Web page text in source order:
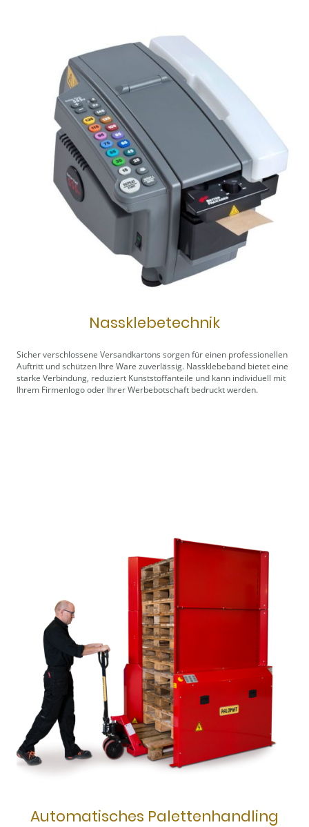
Nassklebetechnik
Sicher verschlossene Versandkartons sorgen für einen professionellen
Auftritt und schützen Ihre Ware zuverlässig. Nassklebeband bietet eine
starke Verbindung, reduziert Kunststoffanteile und kann individuell mit
Ihrem Firmenlogo oder Ihrer Werbebotschaft bedruckt werden.
Automatisches Palettenhandling